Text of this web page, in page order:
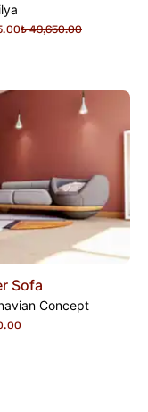
₺ 49,650.00
Sofa
Concept